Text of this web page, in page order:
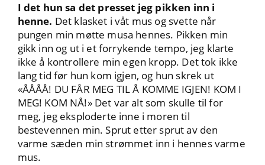
I det hun sa det presset jeg pikken inn i
henne. Det klasket i våt mus og svette når
pungen min møtte musa hennes. Pikken min
gikk inn og ut i et forrykende tempo, jeg klarte
ikke å kontrollere min egen kropp. Det tok ikke
lang tid før hun kom igjen, og hun skrek ut
«ÅÅÅÅ! DU FÅR MEG TIL Å KOMME IGJEN! KOM I
MEG! KOM NÅ!» Det var alt som skulle til for
meg, jeg eksploderte inne i moren til
bestevennen min. Sprut etter sprut av den
varme sæden min strømmet inn i hennes varme
mus.